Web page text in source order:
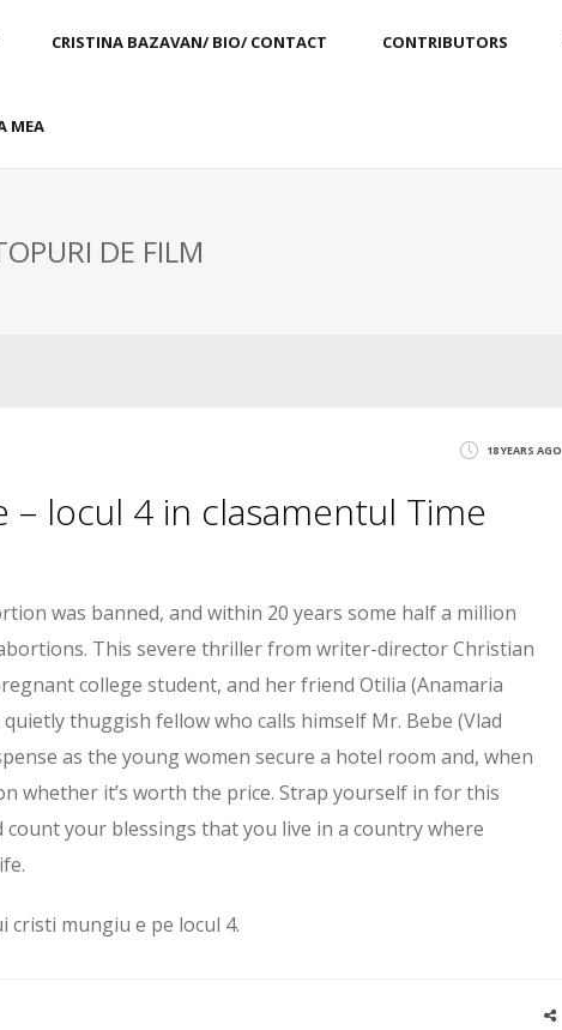
CRISTINA BAZAVAN/ BIO/ CONTACT CONTRIBUTORS
MEA
DE FILM
18 YEARS AGO
– locul 4 in clasamentul Time
was banned, and within 20 years some half a million
This severe thriller from writer-director Christian
college student, and her friend Otilia (Anamaria
thuggish fellow who calls himself Mr. Bebe (Vlad
as the young women secure a hotel room and, when
whether it’s worth the price. Strap yourself in for this
your blessings that you live in a country where
cristi mungiu e pe locul 4.